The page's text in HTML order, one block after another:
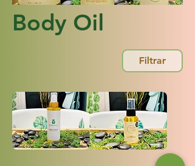
Body Oil
Filtrar